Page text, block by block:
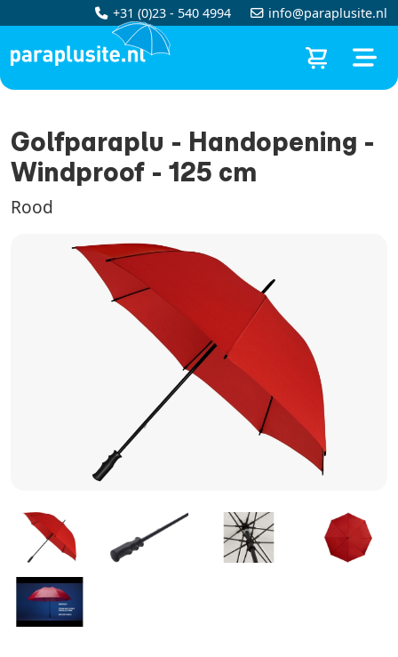
+31 (0)23 - 540 4994 info@paraplusite.nl
Golfparaplu - Handopening -
Windproof - 125 cm
Rood